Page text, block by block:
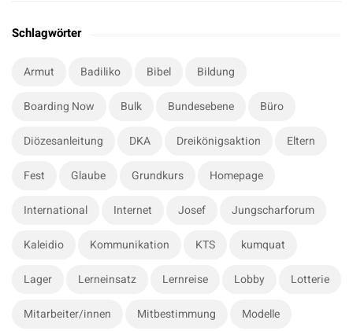
t
a
Schlagwörter
Armut Badiliko Bibel Bildung
Boarding Now Bulk Bundesebene Büro
Diözesanleitung DKA Dreikönigsaktion Eltern
Fest Glaube Grundkurs Homepage
International Internet Josef Jungscharforum
Kaleidio Kommunikation KTS kumquat
Lager Lerneinsatz Lernreise Lobby Lotterie
Mitarbeiter/innen Mitbestimmung Modelle